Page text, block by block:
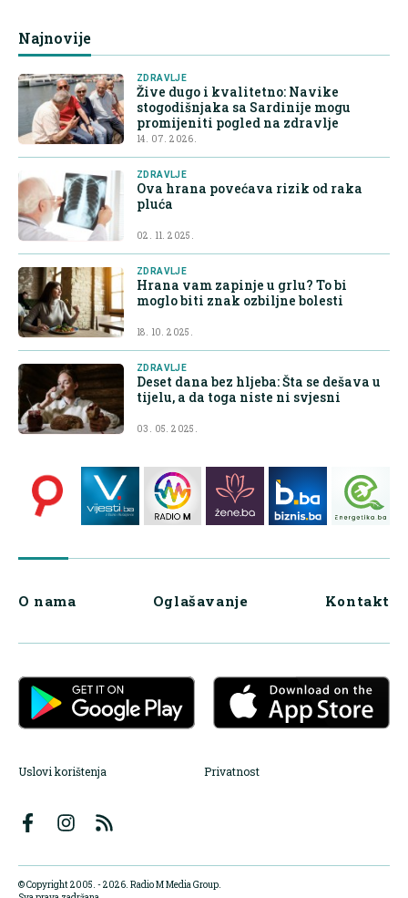
Najnovije
ZDRAVLJE
Žive dugo i kvalitetno: Navike
stogodišnjaka sa Sardinije mogu
promijeniti pogled na zdravlje
14. 07. 2026.
ZDRAVLJE
Ova hrana povećava rizik od raka
pluća
02. 11. 2025.
ZDRAVLJE
Hrana vam zapinje u grlu? To bi
moglo biti znak ozbiljne bolesti
18. 10. 2025.
ZDRAVLJE
Deset dana bez hljeba: Šta se dešava u
tijelu, a da toga niste ni svjesni
03. 05. 2025.
O nama Oglašavanje Kontakt
Uslovi korištenja Privatnost
© Copyright 2005. - 2026. Radio M Media Group.